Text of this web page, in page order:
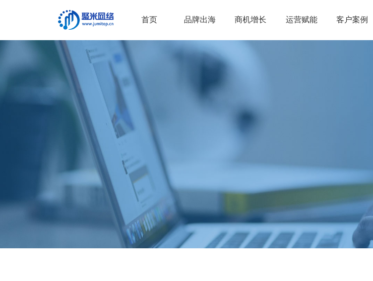
首页 品牌出海 商机增长 运营赋能 客户案例